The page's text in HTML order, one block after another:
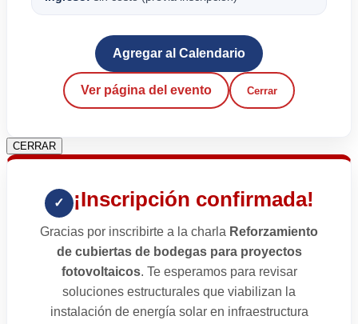
Agregar al Calendario
Ver página del evento Cerrar
CERRAR
✓ ¡Inscripción confirmada!
Gracias por inscribirte a la charla Reforzamiento
de cubiertas de bodegas para proyectos
fotovoltaicos. Te esperamos para revisar
soluciones estructurales que viabilizan la
instalación de energía solar en infraestructura